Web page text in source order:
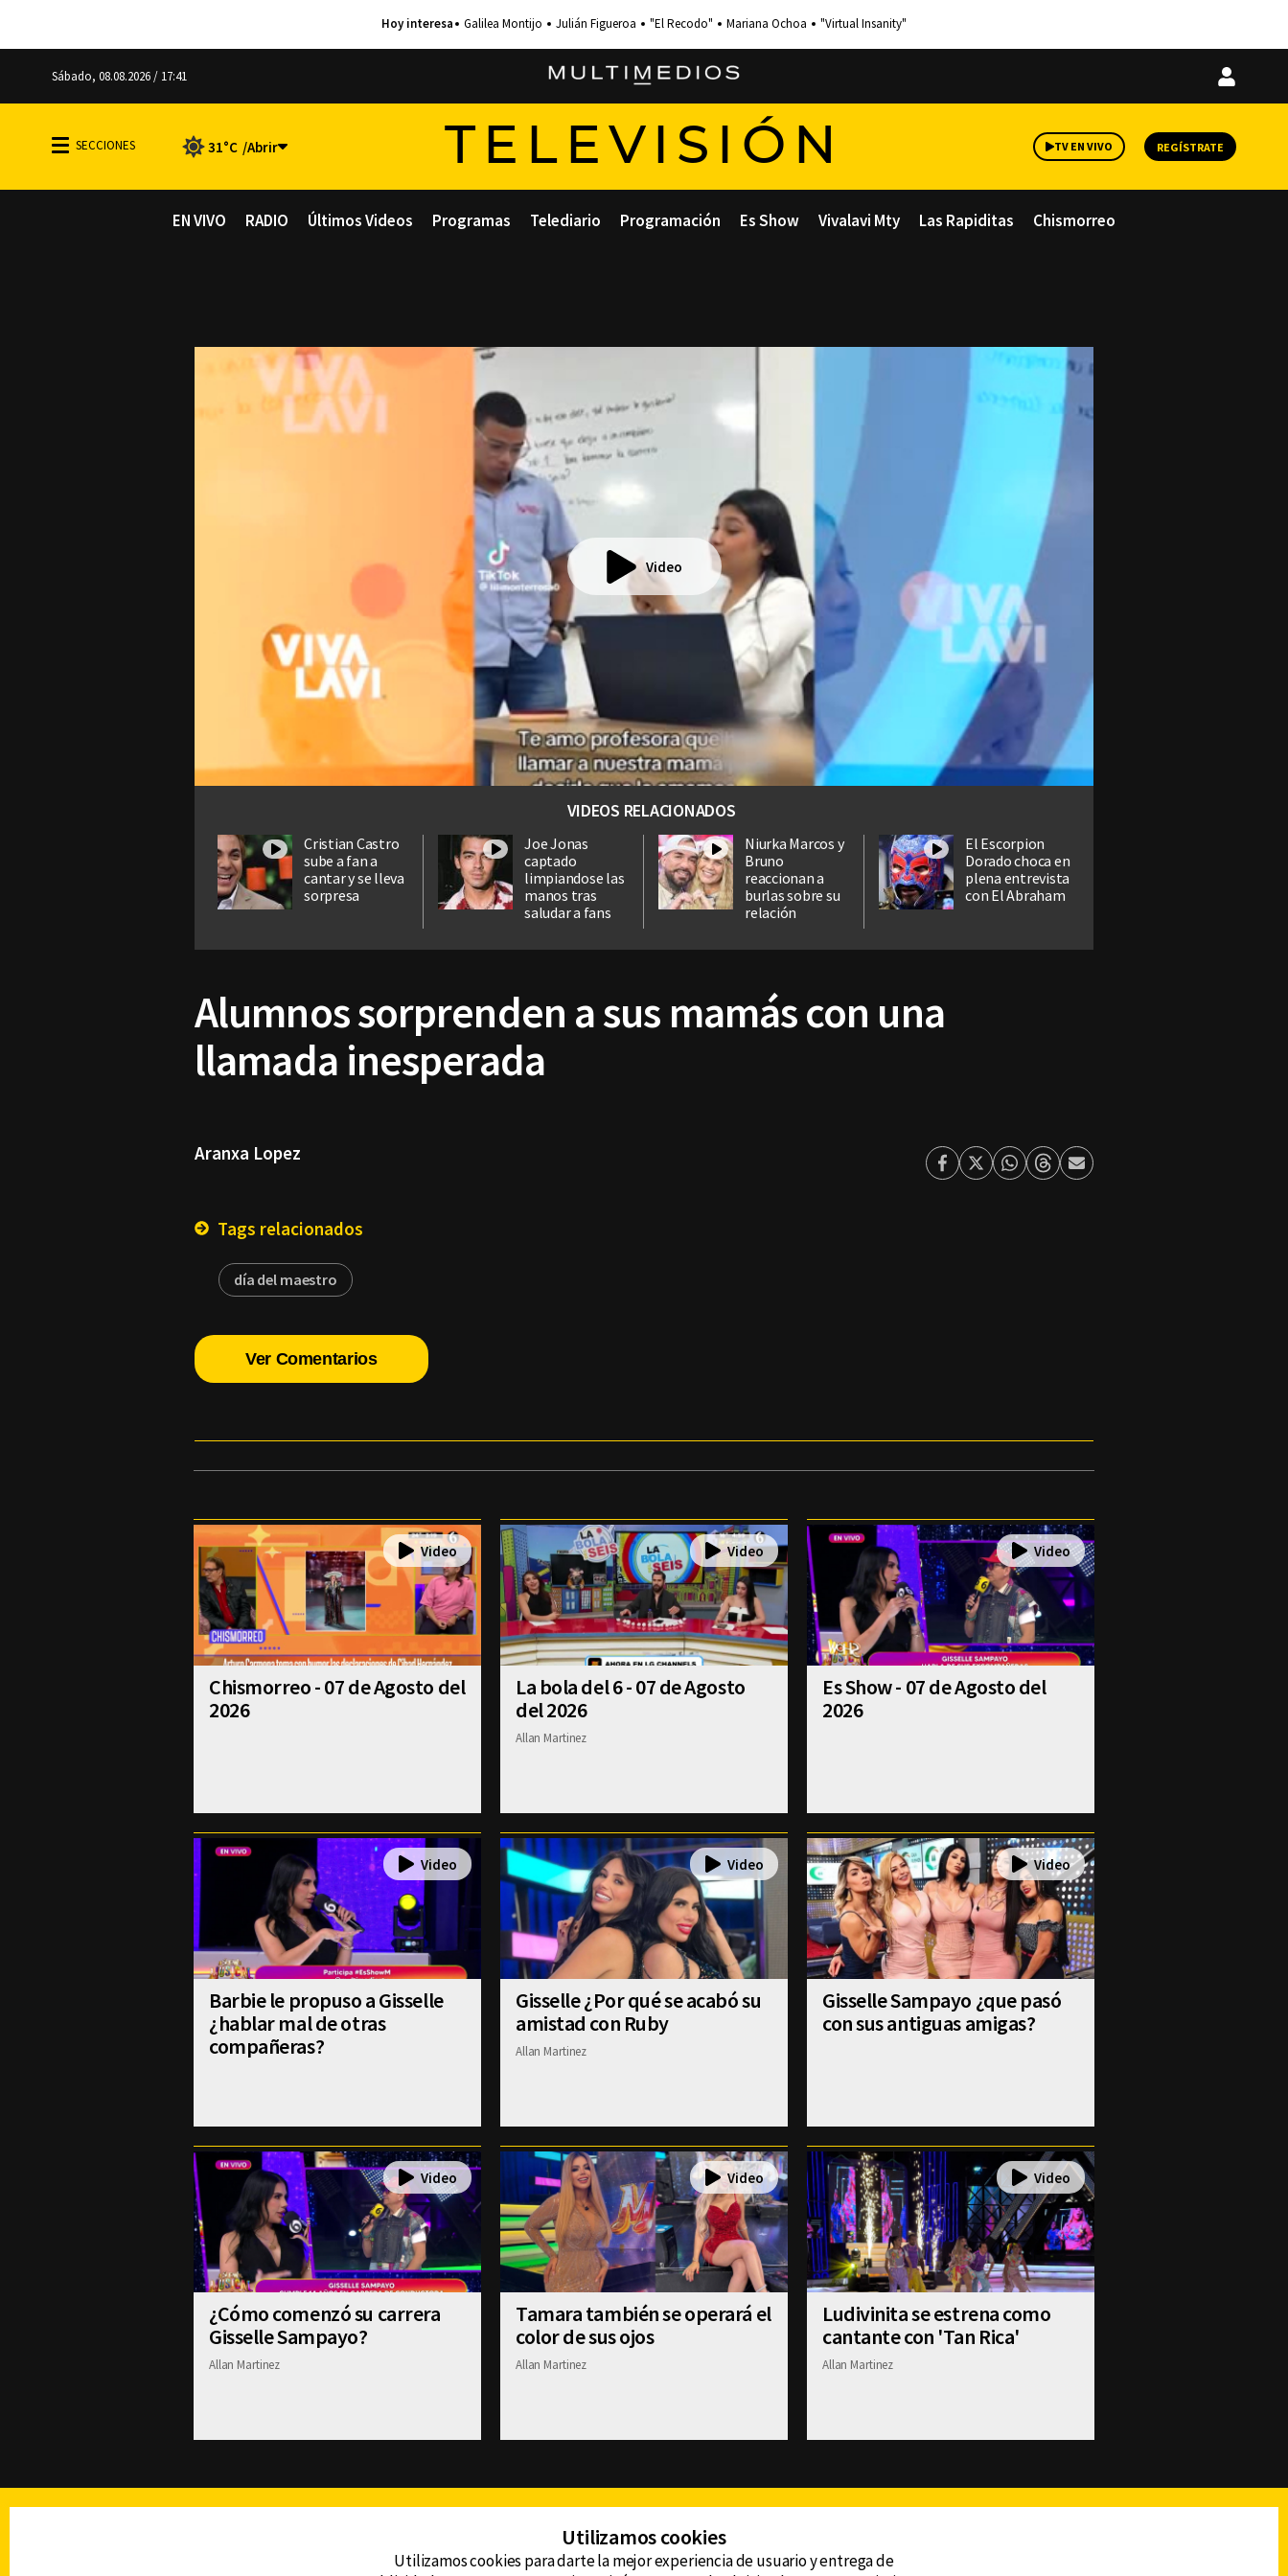
Galilea Montijo Julián Figueroa "El Recodo" Mariana Ochoa "Virtual Insanity"
Sábado, 08.08.2026 / 17:41
Iniciar
31°C TELEVISIÓN TV EN VIVO REGÍSTRATE
EN VIVO RADIO Últimos Videos Programas Telediario Programación Es Show Vivalavi Mty Las Rapiditas Chismorreo
Video
VIDEOS RELACIONADOS
Cristian Castro
sube a fan a
cantar y se lleva
sorpresa
Joe Jonas
captado
limpiandose las
manos tras
saludar a fans
Niurka Marcos y
Bruno
reaccionan a
burlas sobre su
relación
El Escorpion
Dorado choca en
plena entrevista
con El Abraham
Alumnos sorprenden a sus mamás con una
llamada inesperada
Aranxa Lopez
Facebook
TwitterWhatsapp
ThreadsEnviar
Tags relacionados
día del maestro
Ver Comentarios
Chismorreo - 07 de Agosto del
2026
La bola del 6 - 07 de Agosto
del 2026
Allan Martinez
Es Show - 07 de Agosto del
2026
Barbie le propuso a Gisselle
¿hablar mal de otras
compañeras?
Gisselle ¿Por qué se acabó su
amistad con Ruby
Allan Martinez
Gisselle Sampayo ¿que pasó
con sus antiguas amigas?
¿Cómo comenzó su carrera
Gisselle Sampayo?
Allan Martinez
Tamara también se operará el
color de sus ojos
Allan Martinez
Ludivinita se estrena como
cantante con 'Tan Rica'
Allan Martinez
Utilizamos cookies
Utilizamos cookies para darte la mejor experiencia de usuario y entrega de